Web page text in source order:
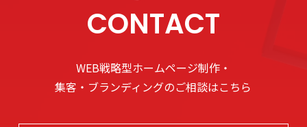
CONTACT
WEB戦略型ホームページ制作・
集客・ブランディングのご相談はこちら